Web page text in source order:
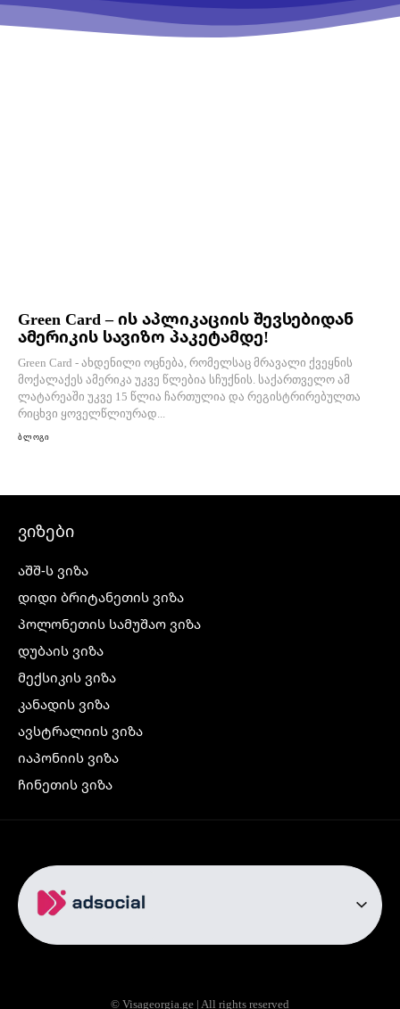
Green Card – ის აპლიკაციის შევსებიდან
ამერიკის სავიზო პაკეტამდე!
Green Card - ახდენილი ოცნება, რომელსაც მრავალი ქვეყნის
მოქალაქეს ამერიკა უკვე წლებია სჩუქნის. საქართველო ამ
ლატარეაში უკვე 15 წლია ჩართულია და რეგისტრირებულთა
რიცხვი ყოველწლიურად...
ბლოგი
ვიზები
აშშ-ს ვიზა
დიდი ბრიტანეთის ვიზა
პოლონეთის სამუშაო ვიზა
დუბაის ვიზა
მექსიკის ვიზა
კანადის ვიზა
ავსტრალიის ვიზა
იაპონიის ვიზა
ჩინეთის ვიზა
ჩრდილოეთ ირლანდიის ვიზა
რუსეთის ვიზა
ავიაბილეთები
© Visageorgia.ge | All rights reserved